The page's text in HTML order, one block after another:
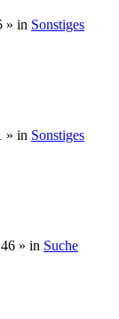
» in Sonstiges
» in Sonstiges
» in Suche